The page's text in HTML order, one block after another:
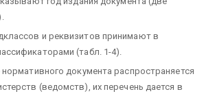
и реквизитов принимают в
(табл. 1-4).
нормативного документа распространяется
(ведомств), их перечень дается в